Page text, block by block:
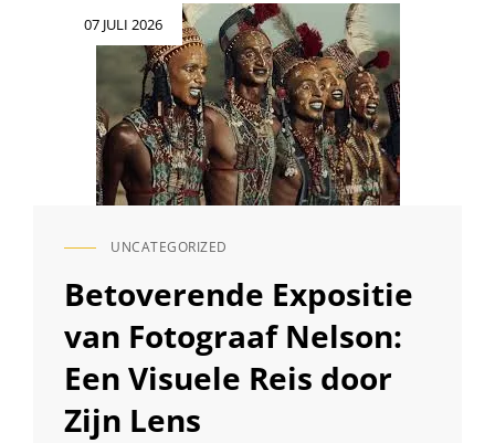
VOOR
KWALITATIEVE
PASFOTO’S
07 JULI 2026
CAT
UNCATEGORIZED
Betoverende Expositie
van Fotograaf Nelson:
Een Visuele Reis door
Zijn Lens